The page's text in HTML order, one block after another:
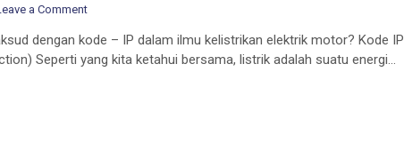
a Commenton
Motori
Kode
dengan kode – IP dalam ilmu kelistrikan elektrik motor? Kode IP
Seperti yang kita ketahui bersama, listrik adalah suatu energi…